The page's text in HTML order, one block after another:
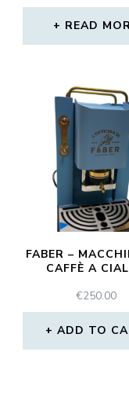
READ
FABER –
CAFFÈ A
€250.00
ADD TO